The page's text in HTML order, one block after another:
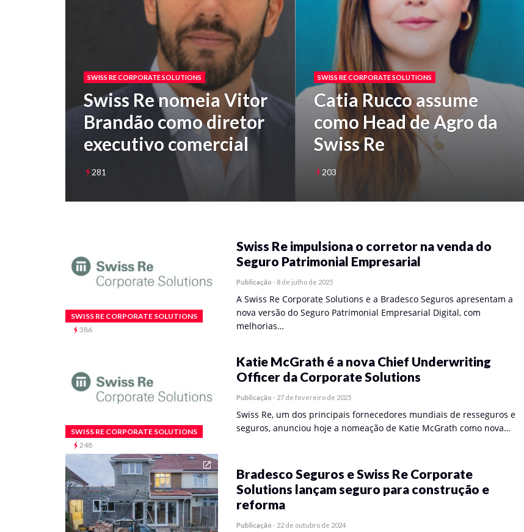
SWISS RE CORPORATE SOLUTIONS
Swiss Re nomeia Vitor
Brandão como diretor
executivo comercial
281
SWISS RE CORPORATE SOLUTIONS
Catia Rucco assume
como Head de Agro da
Swiss Re
203
SWISS RE CORPORATE SOLUTIONS
386
Swiss Re impulsiona o corretor na venda do
Seguro Patrimonial Empresarial
Publicação - 8 de julho de 2025
A Swiss Re Corporate Solutions e a Bradesco Seguros apresentam a
nova versão do Seguro Patrimonial Empresarial Digital, com
melhorias…
SWISS RE CORPORATE SOLUTIONS
248
Katie McGrath é a nova Chief Underwriting
Officer da Corporate Solutions
Publicação - 27 de fevereiro de 2025
Swiss Re, um dos principais fornecedores mundiais de resseguros e
seguros, anunciou hoje a nomeação de Katie McGrath como nova…
Bradesco Seguros e Swiss Re Corporate
Solutions lançam seguro para construção e
reforma
Publicação - 22 de outubro de 2024